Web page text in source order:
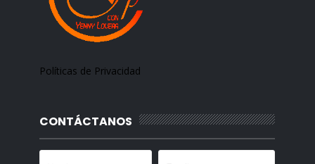
Políticas de Privacidad
CONTÁCTANOS